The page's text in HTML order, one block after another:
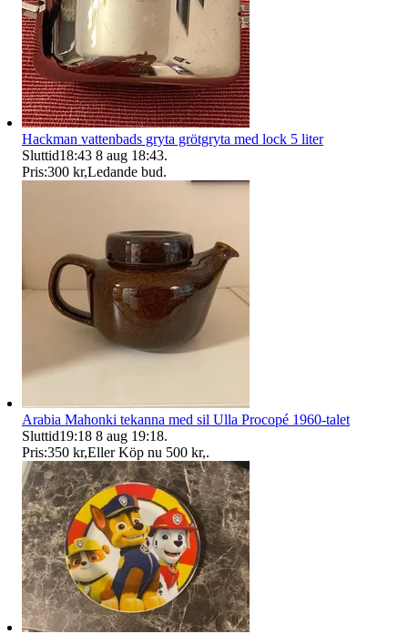
Hackman vattenbads gryta grötgryta med lock 5 liter
Sluttid18:43 8 aug 18:43.
Pris:300 kr,Ledande bud.
Arabia Mahonki tekanna med sil Ulla Procopé 1960-talet
Sluttid19:18 8 aug 19:18.
Pris:350 kr,Eller Köp nu 500 kr,.